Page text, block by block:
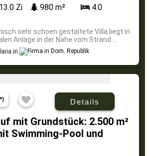
13.0 Zi 980 m²
4.0
sehr schoen gestaltete Villa liegt in
Anlage in der Nähe vom Strand ...
in
*) Details
mit Grundstück: 2.500 m²
Swimming-Pool und